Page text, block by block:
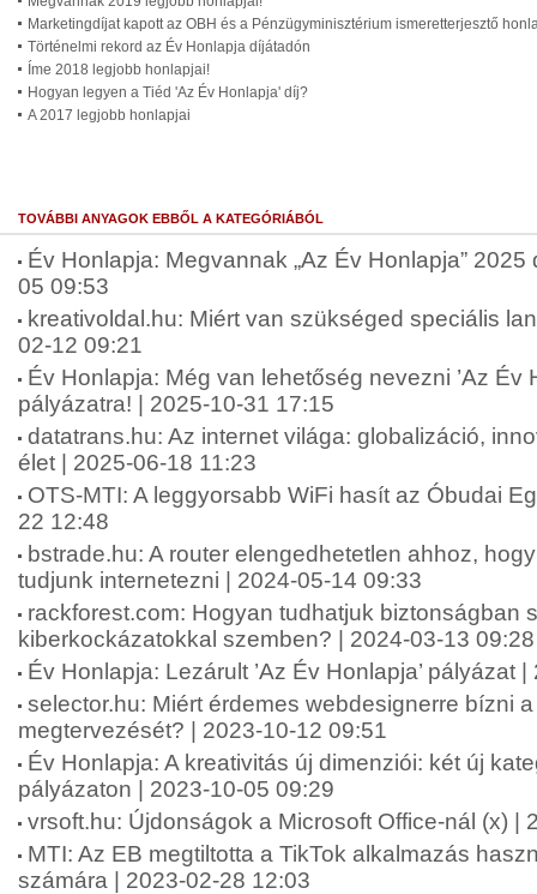
Marketingdíjat kapott az OBH és a Pénzügyminisztérium ismeretterjesztő
Történelmi rekord az Év Honlapja díjátadón
Íme 2018 legjobb honlapjai!
Hogyan legyen a Tiéd 'Az Év Honlapja' díj?
A 2017 legjobb honlapjai
TOVÁBBI ANYAGOK EBBŐL A KATEGÓRIÁBÓL
Év Honlapja: Megvannak „Az Év Honlapja”
05 09:53
kreativoldal.hu: Miért van szükséged speciális
02-12 09:21
Év Honlapja: Még van lehetőség nevezni ’Az Év
pályázatra! | 2025-10-31 17:15
datatrans.hu: Az internet világa: globalizáció,
élet | 2025-06-18 11:23
OTS-MTI: A leggyorsabb WiFi hasít az Óbudai
22 12:48
bstrade.hu: A router elengedhetetlen ahhoz,
tudjunk internetezni | 2024-05-14 09:33
rackforest.com: Hogyan tudhatjuk biztonságban
kiberkockázatokkal szemben? | 2024-03-13 09:28
Év Honlapja: Lezárult ’Az Év Honlapja’ pályázat
selector.hu: Miért érdemes webdesignerre bízni
megtervezését? | 2023-10-12 09:51
Év Honlapja: A kreativitás új dimenziói: két új
pályázaton | 2023-10-05 09:29
vrsoft.hu: Újdonságok a Microsoft Office-nál (x) |
MTI: Az EB megtiltotta a TikTok alkalmazás
számára | 2023-02-28 12:03